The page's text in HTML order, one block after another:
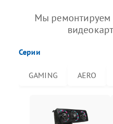
Мы ремонтируем
Серии
GAMING AERO